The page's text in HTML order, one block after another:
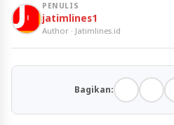
PENULIS
jatimlines1
Author · Jatimlines.id
Bagikan: